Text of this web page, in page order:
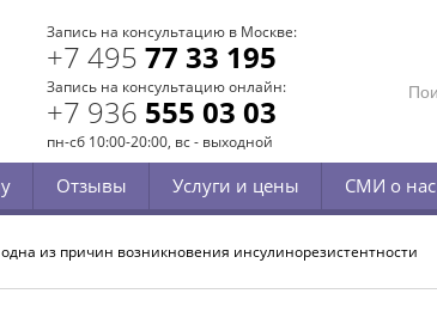
Запись на консультацию в Москве:
+7 495 77 33 195
Запись на консультацию онлайн:
+7 936 555 03 03
пн-сб 10:00-20:00, вс - выходной
Отзывы Услуги и цены СМИ о нас
из причин возникновения инсулинорезистентности